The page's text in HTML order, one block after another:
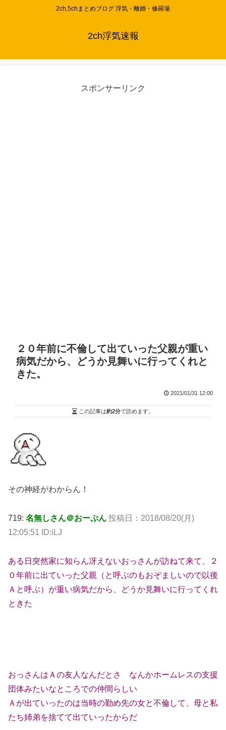
2ch,5chまとめブログ 浮気・離婚・修羅場
2ch浮気速報
スポンサーリンク
２０年前に不倫して出ていった父親が重い
病気だから、どうか見舞いに行ってくれと
きた。
2021/01/31 12:00
この記事は約2分で読めます。
その神経がわからん！
719: 名無しさん＠おーぷん 投稿日： 2018/08/20(月)
12:05:51 ID:iLJ
ある日突然家に知らん冴えないおっさんが訪ねて来て、２
０年前に出ていった父親（と呼ぶのもおぞましいので以後
Ａと呼ぶ）が重い病気だから、どうか見舞いに行ってくれ
ときた
おっさんはＡの友人なんだとさ なんかホームレスの支援
団体みたいなところでの仲間らしい
Ａが出ていったのは当時の勤め先の女と不倫して、母と私
たち姉弟を捨てて出ていったからだ